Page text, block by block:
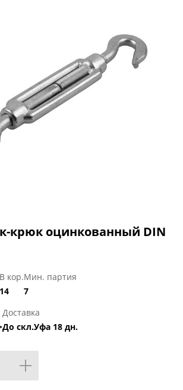
крюк оцинкованный DIN
В кор.
14
Мин. партия
7
Доставка
До скл.Уфа 18 дн.